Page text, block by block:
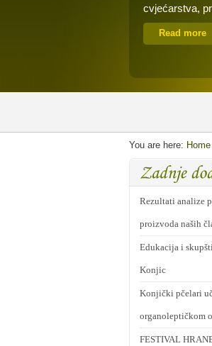
cvjećarstva,
Read more
You are here: Home
Rezultati analize
proizvoda naših
Edukacija i
Konjic
Konjički pčelari
organoleptičkom
FESTIVAL